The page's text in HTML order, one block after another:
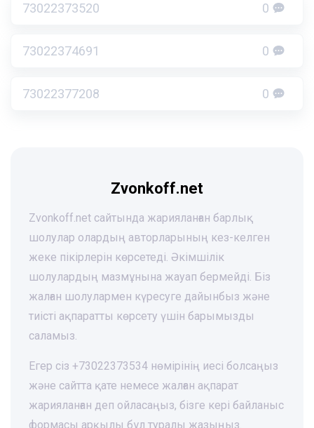
73022373520 0
73022374691 0
73022377208 0
Zvonkoff.net
Zvonkoff.net сайтында жарияланған барлық
шолулар олардың авторларының кез-келген
жеке пікірлерін көрсетеді. Әкімшілік
шолулардың мазмұнына жауап бермейді. Біз
жалған шолулармен күресуге дайынбыз және
тиісті ақпаратты көрсету үшін барымызды
саламыз.
Егер сіз +73022373534 нөмірінің иесі болсаңыз
және сайтта қате немесе жалған ақпарат
жарияланған деп ойласаңыз, бізге кері байланыс
формасы арқылы бұл туралы жазыңыз.